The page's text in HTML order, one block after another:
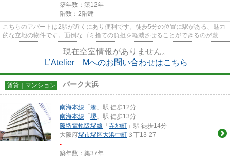
築年数：築12年
階数：2階建
こちらのアパートは2駅が近くにあり便利です。徒歩5分の位置に駅がある、魅力
的な立地の物件です。面倒なゴミ捨ての負担を軽減させることができるのが敷地
現在空室情報がありません。
L’Atelier Mへのお問い合わせはこちら
賃貸｜マンション パーク大浜
南海本線 「 湊 」駅 徒歩12分
南海本線 「 堺 」駅 徒歩13分
阪堺電軌阪堺線 「 寺地町 」駅 徒歩14分
大阪府堺市堺区大浜中町 ３丁13-27
-
築年数：築37年